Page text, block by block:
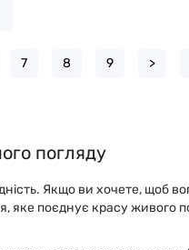
7 8 9 >
погляду
Якщо ви хочете, щоб
яке поєднує красу живого